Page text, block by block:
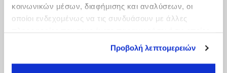
κοινωνικών μέσων, διαφήμισης και αναλύσεων, οι
οποίοι ενδεχομένως να τις συνδυάσουν με άλλες
έχουν συλλέξει σε σχέση με την από μέρους σας χρήση
Προβολή λεπτομερειών